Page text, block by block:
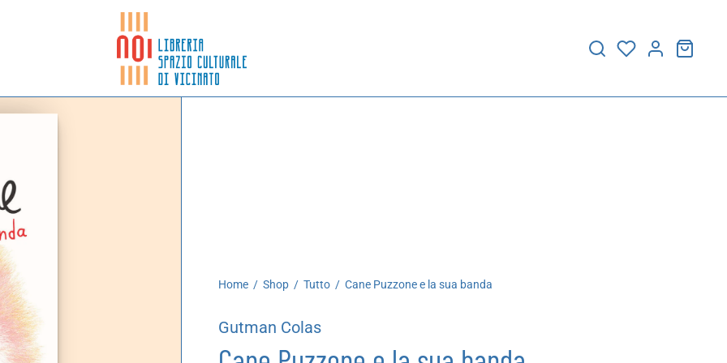
Home / Shop / Tutto / Cane Puzzone e la sua banda
Gutman Colas